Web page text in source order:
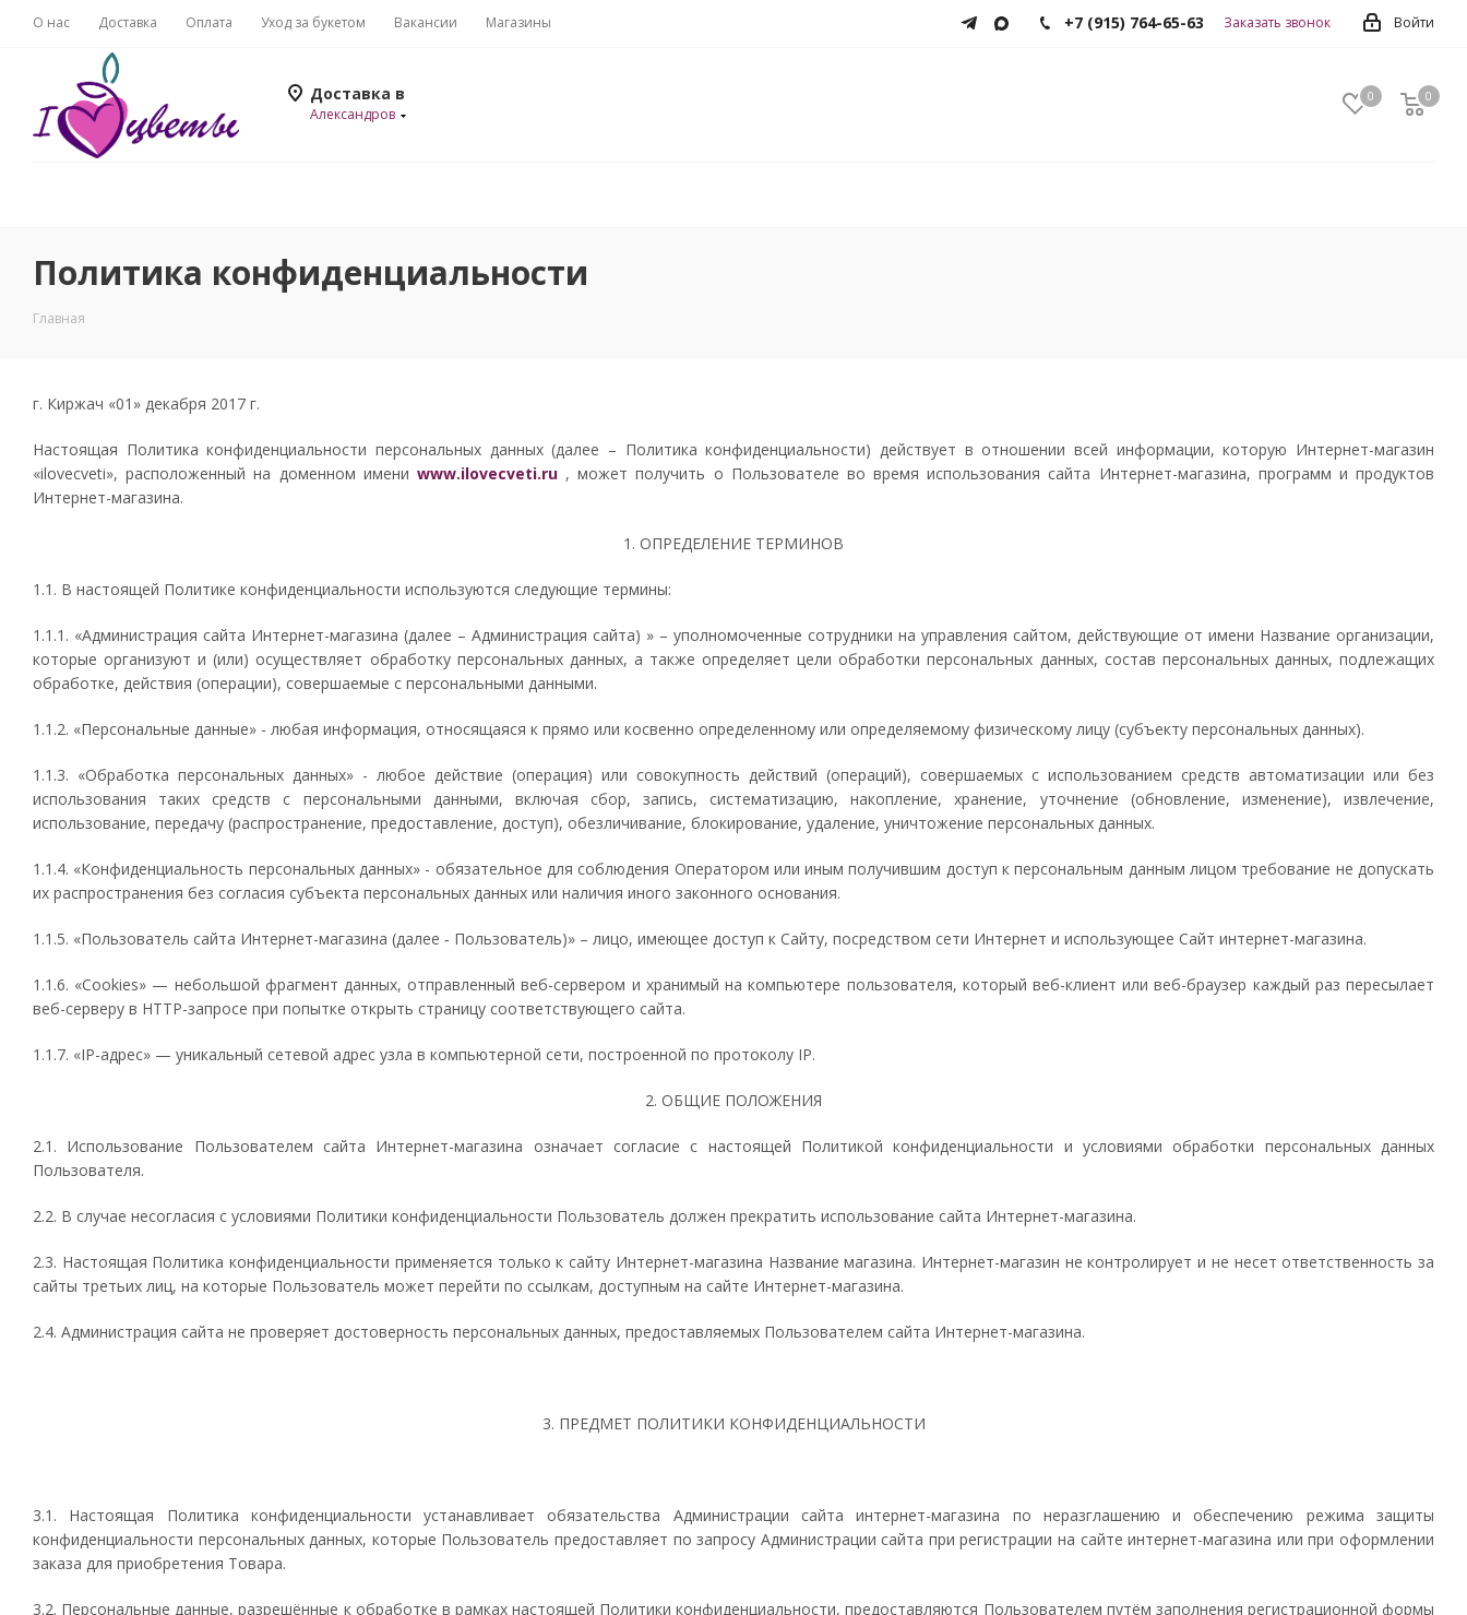
О нас Доставка Оплата Уход за букетом Вакансии Магазины Войти
+7 (915) 764-65-63 Заказать звонок
Доставка в
Александров
0 0
0
Политика конфиденциальности
Главная
г. Киржач «01» декабря 2017 г.
Настоящая Политика конфиденциальности персональных данных (далее – Политика конфиденциальности) действует в отношении всей информации, которую Интернет-магазин
«ilovecveti», расположенный на доменном имени www.ilovecveti.ru, может получить о Пользователе во время использования сайта Интернет-магазина, программ и продуктов
Интернет-магазина.
1. ОПРЕДЕЛЕНИЕ ТЕРМИНОВ
1.1. В настоящей Политике конфиденциальности используются следующие термины:
1.1.1. «Администрация сайта Интернет-магазина (далее – Администрация сайта) » – уполномоченные сотрудники на управления сайтом, действующие от имени Название организации,
которые организуют и (или) осуществляет обработку персональных данных, а также определяет цели обработки персональных данных, состав персональных данных, подлежащих
обработке, действия (операции), совершаемые с персональными данными.
1.1.2. «Персональные данные» - любая информация, относящаяся к прямо или косвенно определенному или определяемому физическому лицу (субъекту персональных данных).
1.1.3. «Обработка персональных данных» - любое действие (операция) или совокупность действий (операций), совершаемых с использованием средств автоматизации или без
использования таких средств с персональными данными, включая сбор, запись, систематизацию, накопление, хранение, уточнение (обновление, изменение), извлечение,
использование, передачу (распространение, предоставление, доступ), обезличивание, блокирование, удаление, уничтожение персональных данных.
1.1.4. «Конфиденциальность персональных данных» - обязательное для соблюдения Оператором или иным получившим доступ к персональным данным лицом требование не допускать
их распространения без согласия субъекта персональных данных или наличия иного законного основания.
1.1.5. «Пользователь сайта Интернет-магазина (далее ‑ Пользователь)» – лицо, имеющее доступ к Сайту, посредством сети Интернет и использующее Сайт интернет-магазина.
1.1.6. «Cookies» — небольшой фрагмент данных, отправленный веб-сервером и хранимый на компьютере пользователя, который веб-клиент или веб-браузер каждый раз пересылает
веб-серверу в HTTP-запросе при попытке открыть страницу соответствующего сайта.
1.1.7. «IP-адрес» — уникальный сетевой адрес узла в компьютерной сети, построенной по протоколу IP.
2. ОБЩИЕ ПОЛОЖЕНИЯ
2.1. Использование Пользователем сайта Интернет-магазина означает согласие с настоящей Политикой конфиденциальности и условиями обработки персональных данных
Пользователя.
2.2. В случае несогласия с условиями Политики конфиденциальности Пользователь должен прекратить использование сайта Интернет-магазина.
2.3. Настоящая Политика конфиденциальности применяется только к сайту Интернет-магазина Название магазина. Интернет-магазин не контролирует и не несет ответственность за
сайты третьих лиц, на которые Пользователь может перейти по ссылкам, доступным на сайте Интернет-магазина.
2.4. Администрация сайта не проверяет достоверность персональных данных, предоставляемых Пользователем сайта Интернет-магазина.
3. ПРЕДМЕТ ПОЛИТИКИ КОНФИДЕНЦИАЛЬНОСТИ
3.1. Настоящая Политика конфиденциальности устанавливает обязательства Администрации сайта интернет-магазина по неразглашению и обеспечению режима защиты
конфиденциальности персональных данных, которые Пользователь предоставляет по запросу Администрации сайта при регистрации на сайте интернет-магазина или при оформлении
заказа для приобретения Товара.
3.2. Персональные данные, разрешённые к обработке в рамках настоящей Политики конфиденциальности, предоставляются Пользователем путём заполнения регистрационной формы